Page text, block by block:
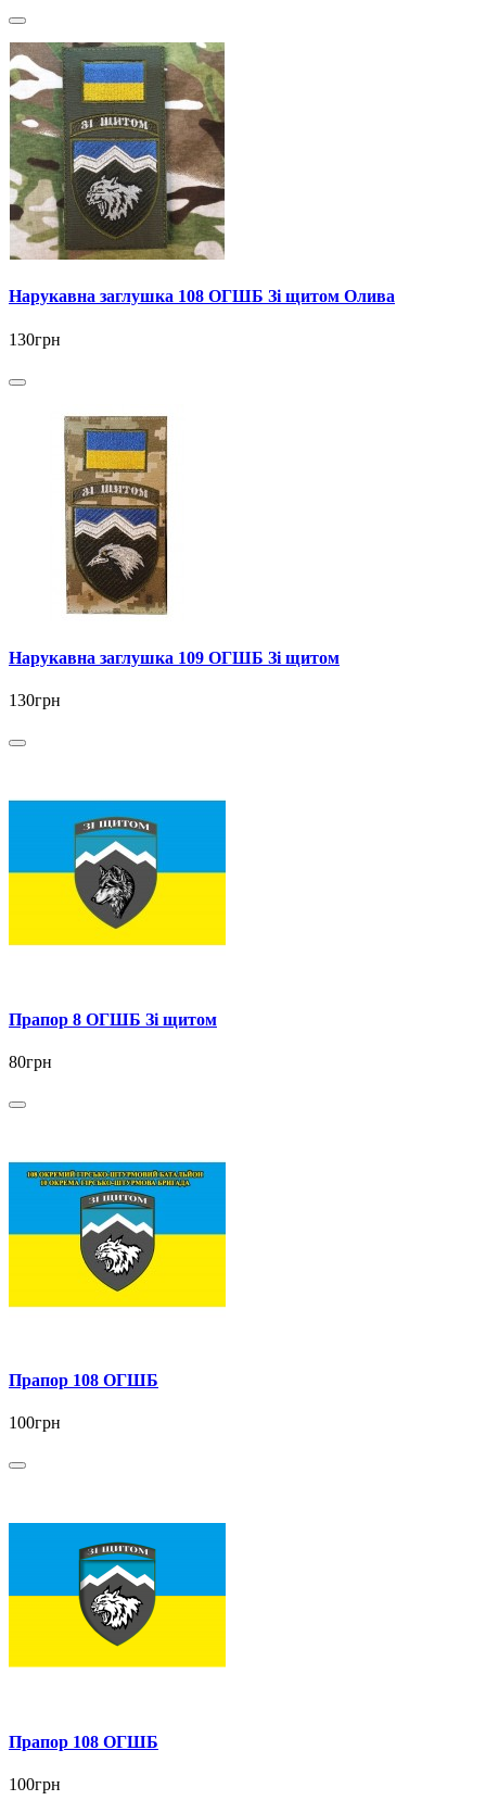
Нарукавна заглушка 108 ОГШБ Зі щитом Олива
130грн
Нарукавна заглушка 109 ОГШБ Зі щитом
130грн
Прапор 8 ОГШБ Зі щитом
80грн
Прапор 108 ОГШБ
100грн
Прапор 108 ОГШБ
100грн